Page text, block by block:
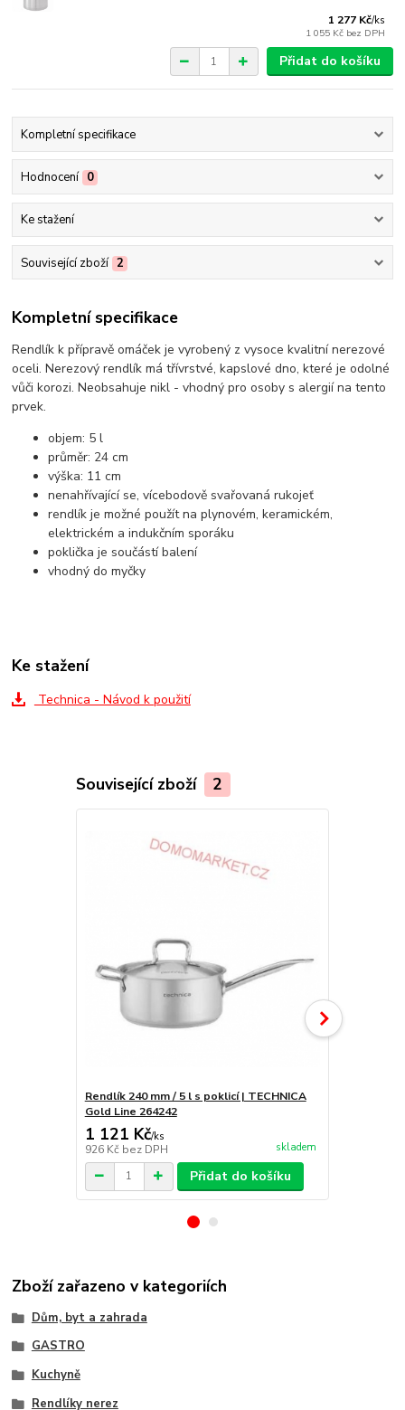
1 277 Kč/ks
1 055 Kč bez DPH
Přidat do košíku
Kompletní specifikace
Hodnocení 0
Ke stažení
Související zboží 2
Kompletní specifikace
Rendlík k přípravě omáček je vyrobený z vysoce kvalitní nerezové
oceli. Nerezový rendlík má třívrstvé, kapslové dno, které je odolné
vůči korozi. Neobsahuje nikl - vhodný pro osoby s alergií na tento
prvek.
objem: 5 l
průměr: 24 cm
výška: 11 cm
nenahřívající se, vícebodově svařovaná rukojeť
rendlík je možné použít na plynovém, keramickém,
elektrickém a indukčním sporáku
poklička je součástí balení
vhodný do myčky
Ke stažení
Technica - Návod k použití
Související zboží 2
Rendlík 240 mm / 5 l s poklicí | TECHNICA
Gold Line 264242
1 121 Kč/ks
926 Kč bez DPH skladem
Přidat do košíku
Zboží zařazeno v kategoriích
Dům, byt a zahrada
GASTRO
Kuchyně
Rendlíky nerez